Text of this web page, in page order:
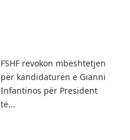
FSHF revokon mbështetjen
për kandidaturën e Gianni
Infantinos për President
të...